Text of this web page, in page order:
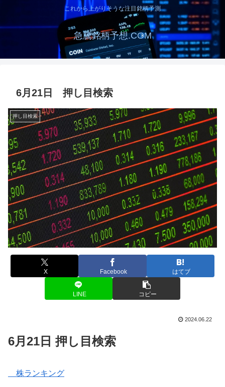
これから上がりそうな注目銘柄予測
急騰銘柄予想.COM
6月21日 押し目検索
押し目検索
X Facebook はてブ
LINE コピー
2024.06.22
6月21日 押し目検索
株ランキング